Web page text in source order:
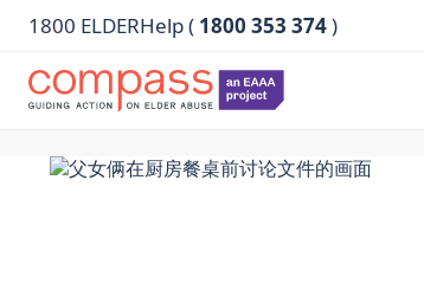
1800 ELDERHelp ( 1800 353 374)